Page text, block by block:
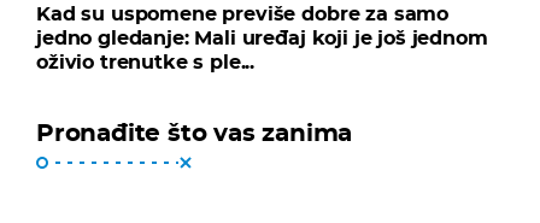
Kad su uspomene previše dobre za samo
jedno gledanje: Mali uređaj koji je još jednom
oživio trenutke s ple...
Pronađite što vas zanima